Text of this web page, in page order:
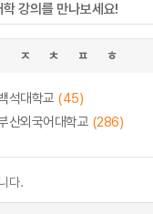
강의를 만나보세요!
ㅈ ㅊ ㅍ ㅎ
석대학교 (45)
산외국어대학교 (286)
다.